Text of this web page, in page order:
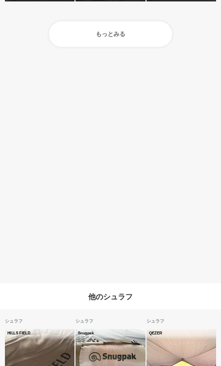
もっとみる
他のシュラフ
シュラフ
HILLS FIELD
シュラフ
Snugpak
シュラフ
QEZER